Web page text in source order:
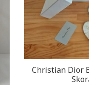
Christian Dior